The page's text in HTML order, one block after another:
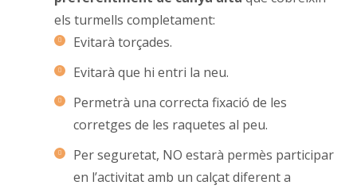
els turmells completament:
Evitarà torçades.
Evitarà que hi entri la neu.
Permetrà una correcta fixació de les
corretges de les raquetes al peu.
Per seguretat, NO estarà permès participar
en l’activitat amb un calçat diferent a